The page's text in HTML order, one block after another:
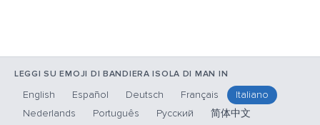
LEGGI SU EMOJI DI BANDIERA ISOLA DI MAN IN
English Español Deutsch Français
Italiano
Nederlands
Português Русский
简体中文